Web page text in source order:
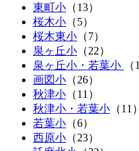
東町小 （13）
桜木小 （5）
桜木東小 （7）
泉ヶ丘小 （22）
泉ヶ丘小・若葉小
（1
画図小 （26）
秋津小 （11 ）
秋津小・若葉小 （11 ）
若葉小 （6）
西原小 （23）